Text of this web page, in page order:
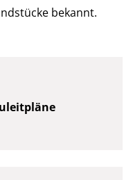
bekannt.